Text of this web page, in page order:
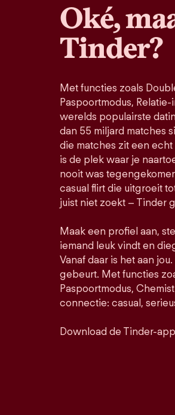
Oké,
Tinder?
Met functies zoals
Paspoortmodus,
werelds populairste
dan 55 miljard matches
die matches zit een
is de plek waar je
nooit was
casual flirt die uitgroeit
juist niet zoekt – Tinder
Maak een profiel aan,
iemand leuk vindt en
Vanaf daar is het aan
gebeurt. Met functies
Paspoortmodus,
connectie: casual,
Download de Tinder-